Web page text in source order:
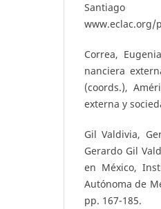
www.eclac.org/
Correa,
nanciera
(coords.),
externa y
Gil Valdivia,
Gerardo Gil
en México,
Autónoma de
pp. 167-185.